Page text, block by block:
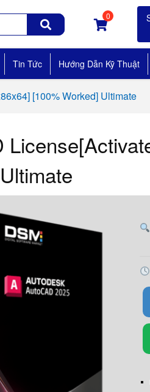
0
Tin Tức Hướng Dẫn Kỹ Thuật
[100% Worked] Ultimate